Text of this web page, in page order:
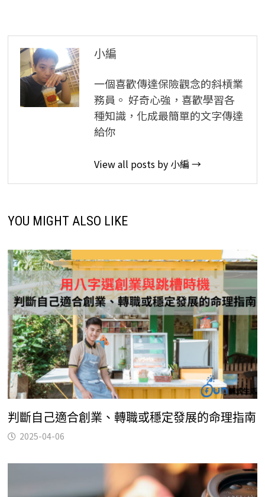
小編
一個喜歡傳達保險觀念的斜槓業
務員。 好奇心強，喜歡學習各
種知識，化成最簡單的文字傳達
給你
View all posts by 小編 →
YOU MIGHT ALSO LIKE
判斷自己適合創業、轉職或穩定發展的命理指南
2025-04-06